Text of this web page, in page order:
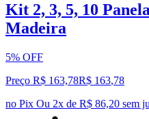
Kit 2, 3, 5, 10
Madeira
5% OFF
Preço R$ 163,78R$ 163,78
no Pix Ou 2x de R$ 86,20 sem